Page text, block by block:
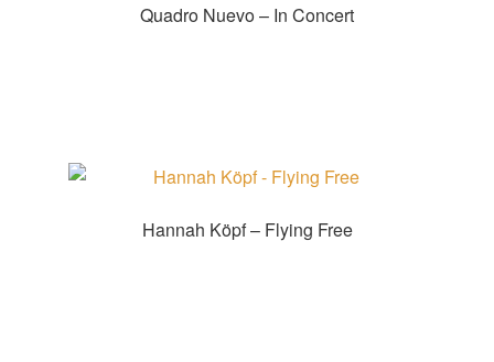
Quadro Nuevo – In Concert
Hannah Köpf – Flying Free